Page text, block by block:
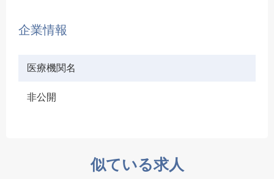
企業情報
医療機関名
非公開
似ている求人